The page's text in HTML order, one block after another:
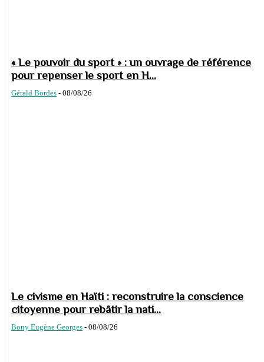
« Le pouvoir du sport » : un ouvrage de référence
pour repenser le sport en H...
Gérald Bordes - 08/08/26
Le civisme en Haïti : reconstruire la conscience
citoyenne pour rebâtir la nati...
Bony Eugène Georges - 08/08/26